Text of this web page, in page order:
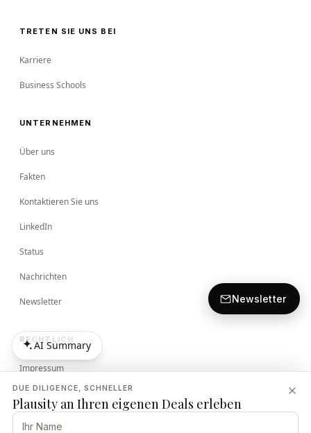
DUE DILIGENCE, SCHNELLER
Plausity an Ihren eigenen Deals erleben
TRETEN SIE UNS BEI
Karriere
Business Schools
UNTERNEHMEN
Über uns
Fakten
Kontaktieren Sie uns
LinkedIn
Status
Nachrichten
Newsletter
RECHTLICH
Impressum
Bedingungen
AI Summary
AI Summary
Newsletter